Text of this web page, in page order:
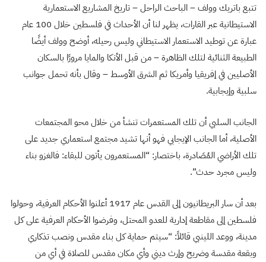
تتبع باتريك وولف – الباحث الراحل – تاريخ المشاريع الاستعمارية
الاستيطانية عبر القارات، يظهر لنا أن الأحداث في فلسطين خلال 100 عام
عبارة عن توطيد الاستعمار الاستيطاني وليس رحيله، أوضح وولف أيضًا
الطبيعة الثنائية لتلك الظاهرة – من قبل الأنكا والمايا مرورًا بالسكان
الأصليين في إفريقيا وأمريكا ثم الشرق الأوسط – وقال بأنه تحمل جوانب
سلبية وإيجابية.
الجانب السلبي أن تلك المستعمرات تنشأ من خلال محو المجتمعات
الأصلية، أما الجانب الإيجابي فهو أنها تشيد مجتمع استعماري جديد على
تلك الأراضي المُصَادرة، باختصار: “المستعمرون يأتون للبقاء: فالغزو بناء
وليس مجرد حدث”.
بعد أن سار البريطانيون إلى القدس عام 1917 أعلنوا الأحكام العرفية، وحولوا
فلسطين إلى مقاطعة إدارية للعدو المحتل، وفرضوا الأحكام العرفية على كل
مدينة، ووعد اللينبي قائلاً: “سيتم حماية كل بناء مقدس ونصب تذكاري
وبقعة مقدسة وضريح وإرث ديني وأي مكان مقدس للصلاة في أي من